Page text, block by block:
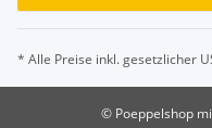
* Alle Preise inkl. gesetzlicher
© Poeppelshop